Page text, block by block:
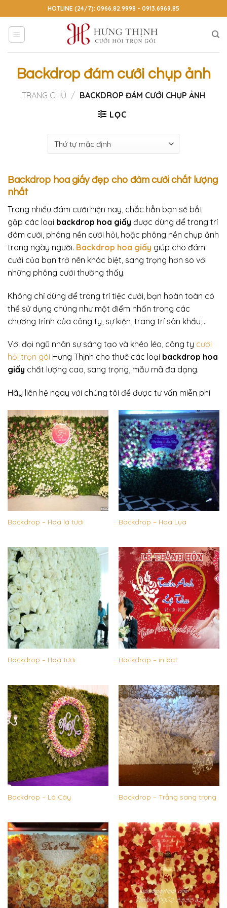
to
content
HOTLINE (24/7): 0966.82.9998 - 0913.6969.85
Backdrop đám cưới chụp ảnh
TRANG CHỦ / BACKDROP ĐÁM CƯỚI CHỤP ẢNH
LỌC
Backdrop hoa giấy đẹp cho đám cưới chất lượng
nhất
Trong nhiều đám cưới hiện nay, chắc hẳn bạn sẽ bắt
gặp các loại backdrop hoa giấy được dùng để trang trí
đám cưới, phông nền cưới hỏi, hoặc phông nền chụp ảnh
trong ngày người. Backdrop hoa giấy giúp cho đám
cưới của bạn trở nên khác biệt, sang trọng hơn so với
những phông cưới thường thấy.
Không chỉ dùng để trang trí tiệc cưới, bạn hoàn toàn có
thể sử dụng chúng như một điểm nhấn trong các
chương trình của công ty, sự kiện, trang trí sân khấu,…
Với đọi ngũ nhân sự sáng tạo và khéo léo, công ty cưới
hỏi trọn gói Hưng Thịnh cho thuê các loại backdrop hoa
giấy chất lượng cao, sang trọng, mẫu mã đa dạng.
Hãy liên hệ ngay với chúng tôi để được tư vấn miễn phí
Backdrop – Hoa lá tươi Backdrop – Hoa Lụa
Backdrop – Hoa tươi Backdrop – in bạt
Backdrop – Lá Cây Backdrop – Trắng sang trọng